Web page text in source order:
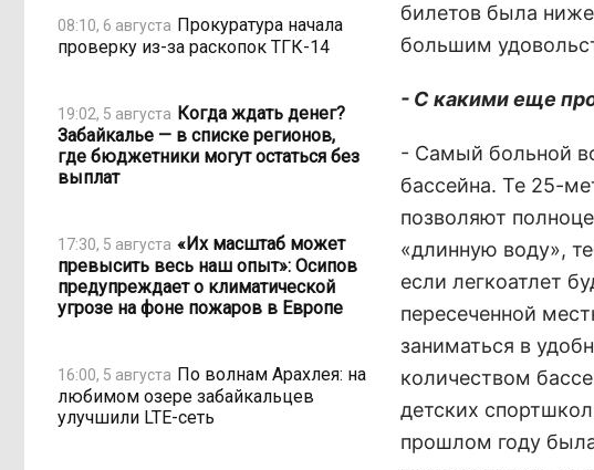
08:10, 6 августа Прокуратура начала
проверку из-за раскопок ТГК-14
19:02, 5 августа Когда ждать денег?
Забайкалье — в списке регионов,
где бюджетники могут остаться без
выплат
17:30, 5 августа «Их масштаб может
превысить весь наш опыт»: Осипов
предупреждает о климатической
угрозе на фоне пожаров в Европе
16:00, 5 августа По волнам Арахлея: на
любимом озере забайкальцев
улучшили LTE-сеть
билетов была
большим
- С какими еще
- Самый больной
бассейна. Те 25-
позволяют
«длинную воду»,
если легкоатлет
пересеченной
заниматься в
количеством
детских
прошлом году